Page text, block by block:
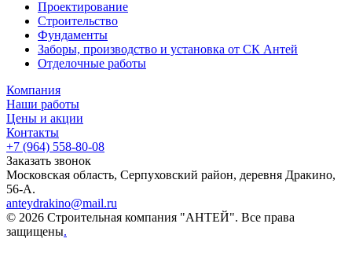
Проектирование
Строительство
Фундаменты
Заборы, производство и установка от СК Антей
Отделочные работы
Компания
Наши работы
Цены и акции
Контакты
+7 (964) 558-80-08
Заказать звонок
Московская область, Серпуховский район, деревня Дракино,
56-А.
anteydrakino@mail.ru
© 2026 Строительная компания "АНТЕЙ". Все права
защищены.